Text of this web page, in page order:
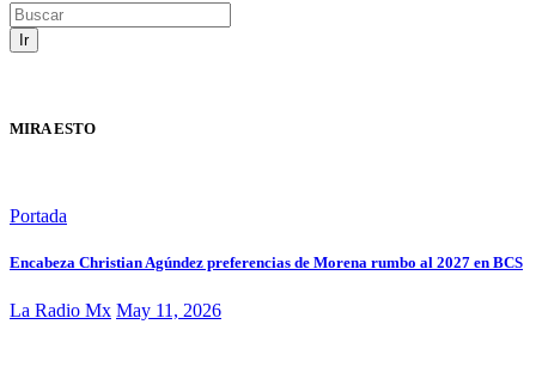
Ir
MIRA ESTO
Portada
Encabeza Christian Agúndez preferencias de Morena rumbo al 2027 en BCS
La Radio Mx May 11, 2026